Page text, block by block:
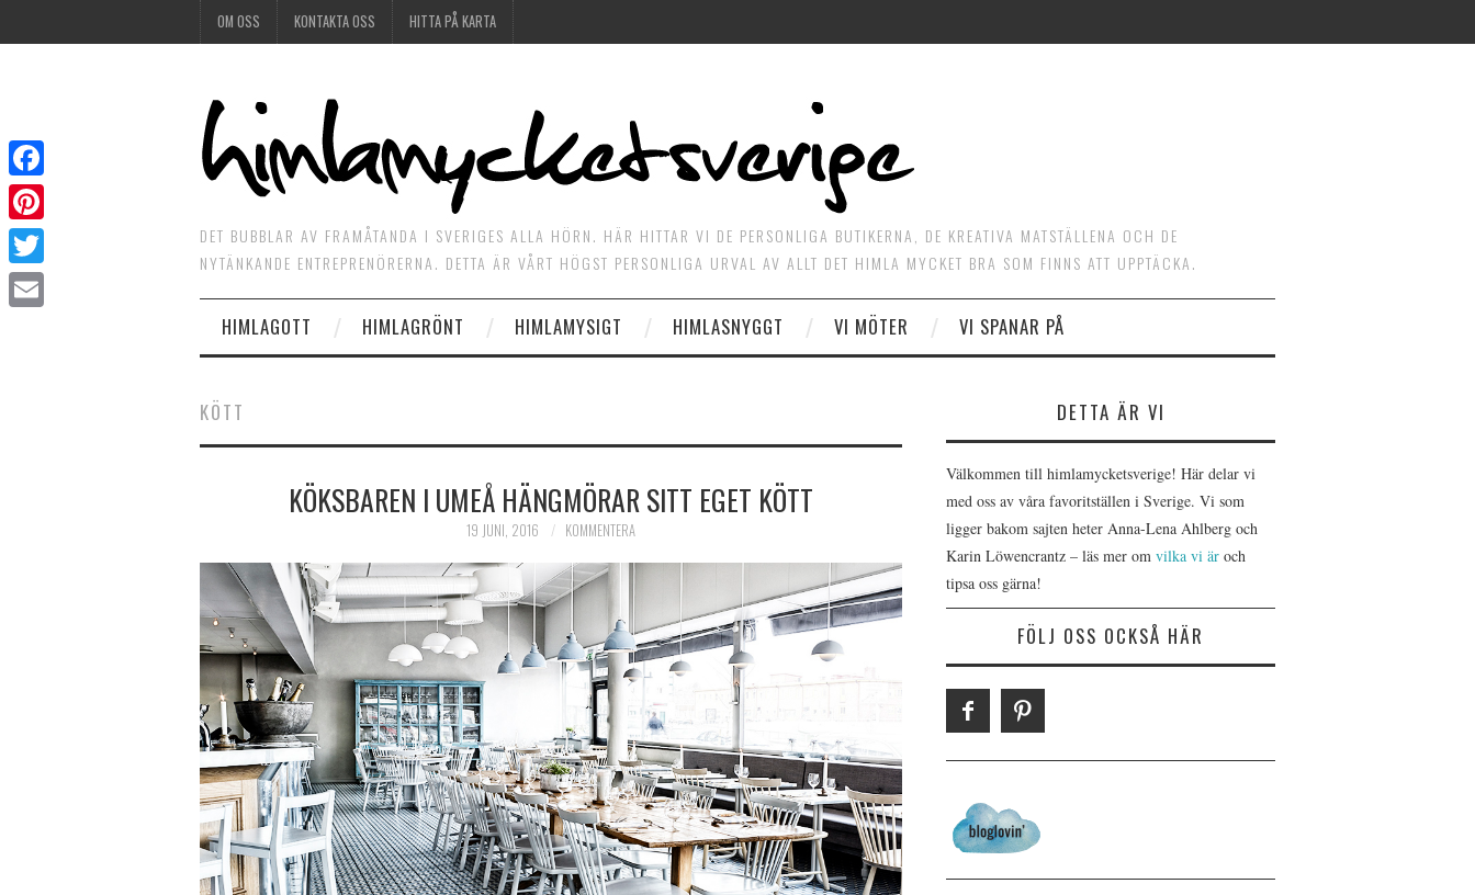
OM OSS KONTAKTA OSS HITTA PÅ KARTA
DET BUBBLAR AV FRAMÅTANDA I SVERIGES ALLA HÖRN. HÄR HITTAR VI DE PERSONLIGA BUTIKERNA, DE KREATIVA MATSTÄLLENA OCH DE
NYTÄNKANDE ENTREPRENÖRERNA. DETTA ÄR VÅRT HÖGST PERSONLIGA URVAL AV ALLT DET HIMLA MYCKET BRA SOM FINNS ATT UPPTÄCKA.
HIMLAGOTT HIMLAGRÖNT HIMLAMYSIGT HIMLASNYGGT VI MÖTER VI SPANAR PÅ
KÖTT
KÖKSBAREN I UMEÅ HÄNGMÖRAR SITT EGET KÖTT
19 JUNI, 2016 KOMMENTERA
DETTA ÄR VI
Välkommen till himlamycketsverige! Här delar vi
med oss av våra favoritställen i Sverige. Vi som
ligger bakom sajten heter Anna-Lena Ahlberg och
Karin Löwencrantz – läs mer om vilka vi är och
tipsa oss gärna!
FÖLJ OSS OCKSÅ HÄR
Facebook
Pinterest
Twitter